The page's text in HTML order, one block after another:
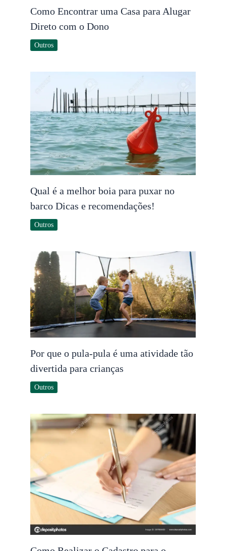
Como Encontrar uma Casa para Alugar
Direto com o Dono
Outros
Qual é a melhor boia para puxar no
barco Dicas e recomendações!
Outros
Por que o pula-pula é uma atividade tão
divertida para crianças
Outros